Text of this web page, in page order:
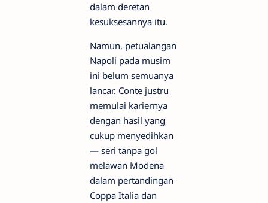
dalam deretan
kesuksesannya itu.
Namun, petualangan
Napoli pada musim
ini belum semuanya
lancar. Conte justru
memulai kariernya
dengan hasil yang
cukup menyedihkan
— seri tanpa gol
melawan Modena
dalam pertandingan
Coppa Italia dan